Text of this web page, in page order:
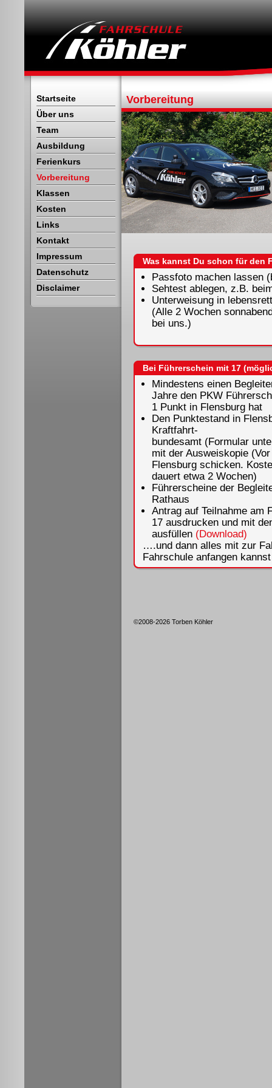
Startseite
Über uns
Team
Ausbildung
Ferienkurs
Vorbereitung
Klassen
Kosten
Links
Kontakt
Impressum
Datenschutz
Disclaimer
Vorbereitung
Was kannst Du schon für den
Passfoto machen lassen
Sehtest ablegen, z.B.
Unterweisung in
(Alle 2 Wochen
bei uns.)
Bei Führerschein mit 17
Mindestens einen
Jahre den PKW
1 Punkt in Flensburg hat
Den Punktestand in
Kraftfahrt-
bundesamt (Formular
mit der Ausweiskopie
Flensburg schicken.
dauert etwa 2 Wochen)
Führerscheine der
Rathaus
Antrag auf Teilnahme am
17 ausdrucken und mit
ausfüllen (Download)
….und dann alles mit zur
Fahrschule anfangen
©2008-2026 Torben Köhler